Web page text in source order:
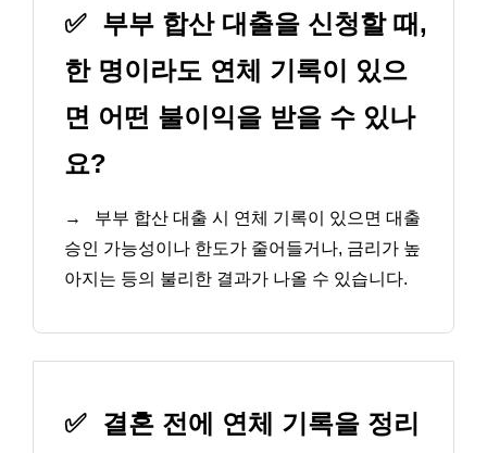
✅ 부부 합산 대출을 신청할 때,
한 명이라도 연체 기록이 있으
면 어떤 불이익을 받을 수 있나
요?
→
부부 합산 대출 시 연체 기록이 있으면 대출
승인 가능성이나 한도가 줄어들거나, 금리가 높
아지는 등의 불리한 결과가 나올 수 있습니다.
✅
결혼 전에 연체 기록을 정리